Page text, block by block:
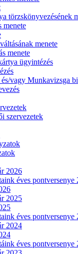
törzskönyvezésének
menete
menete
menete
ügyintézés
vagy Munkavizsga
szervezetek
2026
éves pontversenye
2025
éves pontversenye
2024
éves pontversenye